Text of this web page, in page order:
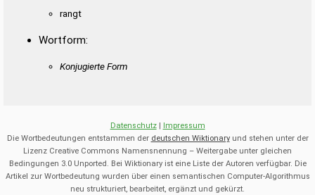
rangt
Wortform:
Konjugierte Form
Datenschutz| Impressum
Die Wortbedeutungen entstammen der deutschen Wiktionaryund stehen unter der
Lizenz Creative Commons Namensnennung – Weitergabe unter gleichen
Bedingungen 3.0 Unported. Bei Wiktionary ist eine Liste der Autoren verfügbar. Die
Artikel zur Wortbedeutung wurden über einen semantischen Computer-Algorithmus
neu strukturiert, bearbeitet, ergänzt und gekürzt.